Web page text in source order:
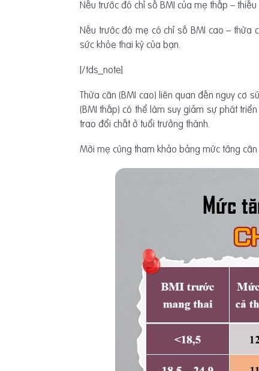
Nếu trước đó chỉ số BMI của mẹ thấp –
Nếu trước đó mẹ có chỉ số BMI cao – thừa
sức khỏe thai kỳ của bạn.
[/tds_note]
Thừa cân (BMI cao) liên quan đến nguy cơ
(BMI thấp) có thể làm suy giảm sự phát
trao đổi chất ở tuổi trưởng thành.
Mời mẹ cùng tham khảo bảng mức tăng